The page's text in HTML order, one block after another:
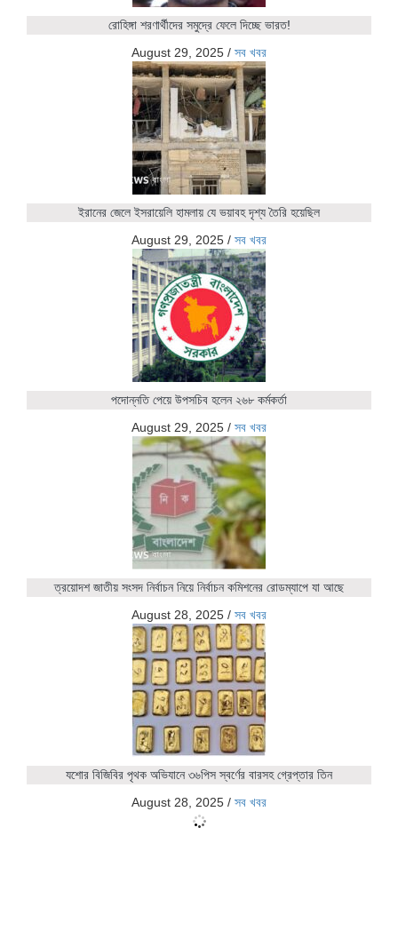
রোহিঙ্গা শরণার্থীদের সমুদ্রে ফেলে দিচ্ছে ভারত!
August 29, 2025 / সব খবর
ইরানের জেলে ইসরায়েলি হামলায় যে ভয়াবহ দৃশ্য তৈরি হয়েছিল
August 29, 2025 / সব খবর
পদোন্নতি পেয়ে উপসচিব হলেন ২৬৮ কর্মকর্তা
August 29, 2025 / সব খবর
ত্রয়োদশ জাতীয় সংসদ নির্বাচন নিয়ে নির্বাচন কমিশনের রোডম্যাপে যা আছে
August 28, 2025 / সব খবর
যশোর বিজিবির পৃথক অভিযানে ৩৬পিস স্বর্ণের বারসহ গ্রেপ্তার তিন
August 28, 2025 / সব খবর